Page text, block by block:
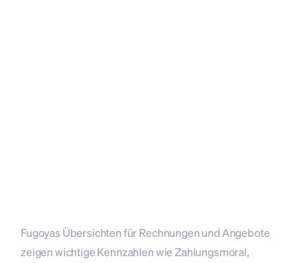
Fugoyas Übersichten für Rechnungen und Angebote
zeigen wichtige Kennzahlen wie Zahlungsmoral,